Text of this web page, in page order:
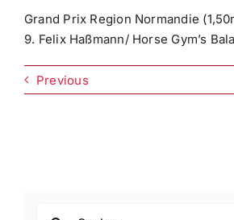
Grand Prix Region Normandie
9. Felix Haßmann/ Horse Gym’s
Previous